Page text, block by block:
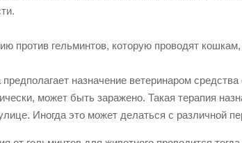
против гельминтов, которую проводят
назначение ветеринаром
может быть заражено. Такая терапия
Иногда это может делаться с различной